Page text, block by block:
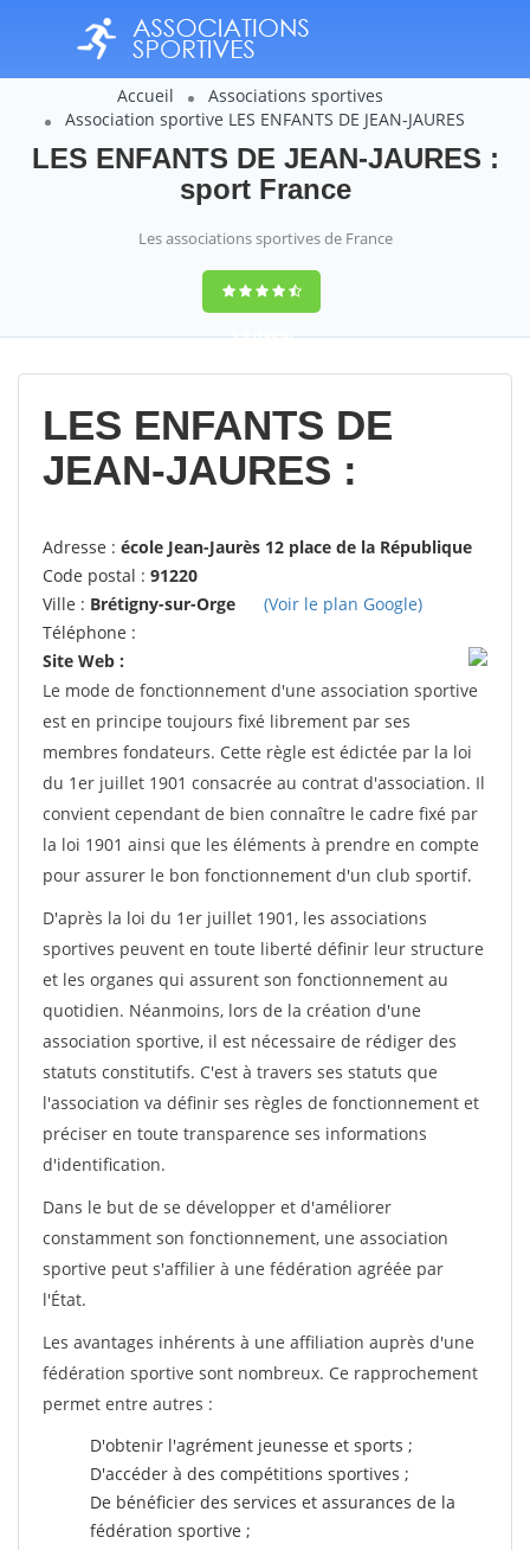
Accueil
Associations sportives
Association sportive LES ENFANTS DE JEAN-JAURES
LES ENFANTS DE JEAN-JAURES :
sport France
Les associations sportives de France
9,4(100%)
14358votes
LES ENFANTS DE
JEAN-JAURES :
Adresse : école Jean-Jaurès 12 place de la République
Code postal : 91220
Ville : Brétigny-sur-Orge
(Voir le plan Google)
Téléphone :
Site Web :
Le mode de fonctionnement d'une association sportive
est en principe toujours fixé librement par ses
membres fondateurs. Cette règle est édictée par la loi
du 1er juillet 1901 consacrée au contrat d'association. Il
convient cependant de bien connaître le cadre fixé par
la loi 1901 ainsi que les éléments à prendre en compte
pour assurer le bon fonctionnement d'un club sportif.
D'après la loi du 1er juillet 1901, les associations
sportives peuvent en toute liberté définir leur structure
et les organes qui assurent son fonctionnement au
quotidien. Néanmoins, lors de la création d'une
association sportive, il est nécessaire de rédiger des
statuts constitutifs. C'est à travers ses statuts que
l'association va définir ses règles de fonctionnement et
préciser en toute transparence ses informations
d'identification.
Dans le but de se développer et d'améliorer
constamment son fonctionnement, une association
sportive peut s'affilier à une fédération agréée par
l'État.
Les avantages inhérents à une affiliation auprès d'une
fédération sportive sont nombreux. Ce rapprochement
permet entre autres :
D'obtenir l'agrément jeunesse et sports ;
D'accéder à des compétitions sportives ;
De bénéficier des services et assurances de la
fédération sportive ;